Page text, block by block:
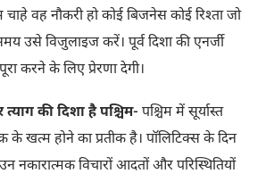
वह नौकरी हो कोई बिजनेस कोई रिश्ता जो
उसे विजुलाइज करें। पूर्व दिशा की एनर्जी
करने के लिए प्रेरणा देगी।
की दिशा है पश्चिम- पश्चिम में सूर्यास्त
के खत्म होने का प्रतीक है। पॉलिटिक्स के दिन
नकारात्मक विचारों आदतों और परिस्थितियों